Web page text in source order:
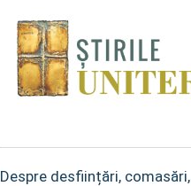
Despre desființări, comasări,